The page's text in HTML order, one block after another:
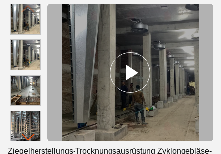
Ziegelherstellungs-Trocknungsausrüstung Zyklongebläse-